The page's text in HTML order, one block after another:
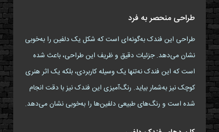
طراحی منحصر به فرد
طراحی این فندک به‌گونه‌ای است که شکل یک دلفین را به‌خوبی
نشان می‌دهد. جزئیات دقیق و ظریف این طراحی، باعث شده
است که این فندک نه‌تنها یک وسیله کاربردی، بلکه یک اثر هنری
کوچک نیز به‌شمار بیاید. رنگ‌آمیزی این فندک نیز با دقت انجام
شده است و رنگ‌های طبیعی دلفین‌ها را به‌خوبی نشان می‌دهد.